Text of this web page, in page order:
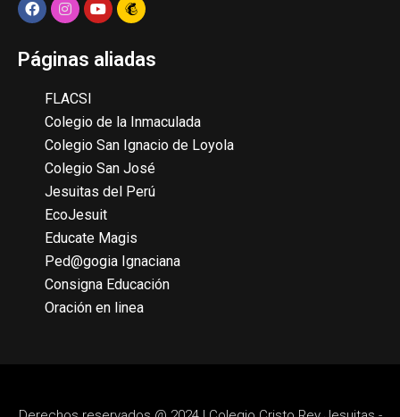
Páginas aliadas
FLACSI
Colegio de la Inmaculada
Colegio San Ignacio de Loyola
Colegio San José
Jesuitas del Perú
EcoJesuit
Educate Magis
Ped@gogia Ignaciana
Consigna Educación
Oración en linea